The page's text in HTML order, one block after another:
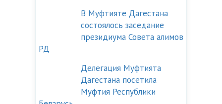
В Муфтияте Дагестана
состоялось заседание
президиума Совета алимов
РД
Делегация Муфтията
Дагестана посетила
Муфтия Республики